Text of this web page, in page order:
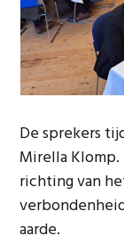
De sprekers
Mirella
richting van
aarde.